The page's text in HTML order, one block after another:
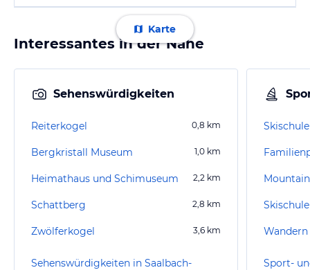
Karte
Interessantes in der Nähe
Sehenswürdigkeiten
Reiterkogel 0,8 km
Bergkristall Museum 1,0 km
Heimathaus und Schimuseum 2,2 km
Schattberg 2,8 km
Zwölferkogel 3,6 km
Sehenswürdigkeiten in Saalbach-
Sport-